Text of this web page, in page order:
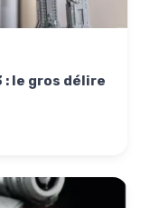
: le gros délire